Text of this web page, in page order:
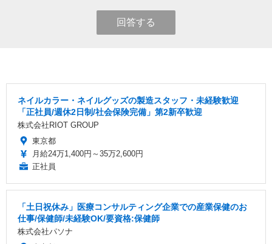
回答する
ネイルカラー・ネイルグッズの製造スタッフ・未経験歓迎
「正社員/週休2日制/社会保険完備」第2新卒歓迎
株式会社RIOT GROUP
東京都
月給24万1,400円～35万2,600円
正社員
「土日祝休み」医療コンサルティング企業での産業保健のお
仕事/保健師/未経験OK/要資格:保健師
株式会社パソナ